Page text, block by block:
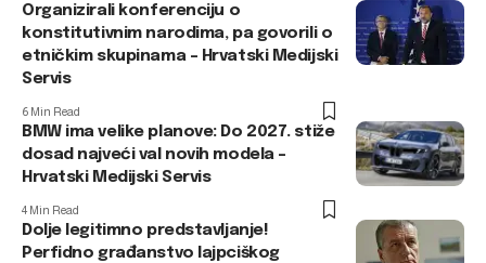
Organizirali konferenciju o
konstitutivnim narodima, pa govorili o
etničkim skupinama – Hrvatski Medijski
Servis
6 Min Read
BMW ima velike planove: Do 2027. stiže
dosad najveći val novih modela –
Hrvatski Medijski Servis
4 Min Read
Dolje legitimno predstavljanje!
Perfidno građanstvo lajpciškog